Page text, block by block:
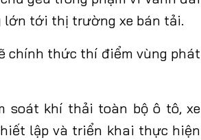
lớn tới thị trường xe bán tải.
chính thức thí điểm vùng phát
soát khí thải toàn bộ ô tô, xe
lập và triển khai thực hiện